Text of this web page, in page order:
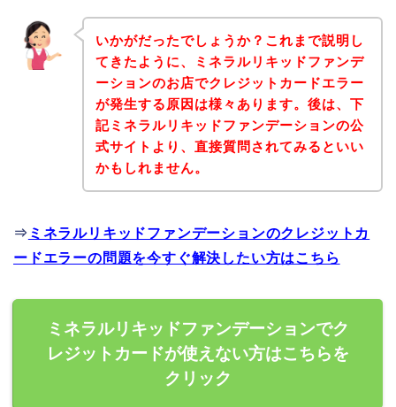
いかがだったでしょうか？これまで説明し
てきたように、ミネラルリキッドファンデ
ーションのお店でクレジットカードエラー
が発生する原因は様々あります。後は、下
記ミネラルリキッドファンデーションの公
式サイトより、直接質問されてみるといい
かもしれません。
⇒ ミネラルリキッドファンデーションのクレジットカ
ードエラーの問題を今すぐ解決したい方はこちら
ミネラルリキッドファンデーションでク
レジットカードが使えない方はこちらを
クリック